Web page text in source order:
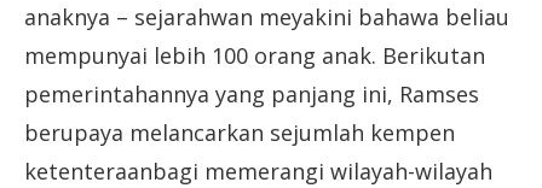
anaknya – sejarahwan meyakini bahawa beliau
mempunyai lebih 100 orang anak. Berikutan
pemerintahannya yang panjang ini, Ramses
berupaya melancarkan sejumlah kempen
ketenteraanbagi memerangi wilayah-wilayah